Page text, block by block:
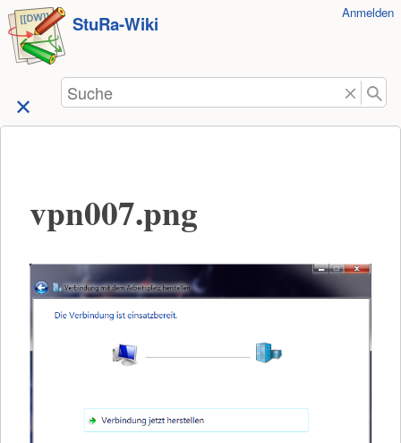
zum
Inhalt
springen
StuRa-Wiki Anmelden
Suche
vpn007.png